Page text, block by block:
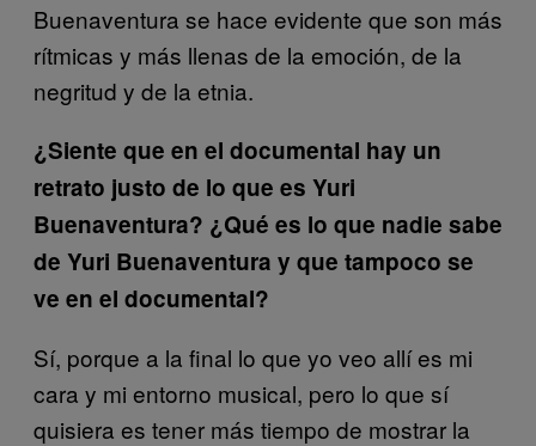
Buenaventura se hace evidente que son más
rítmicas y más llenas de la emoción, de la
negritud y de la etnia.
¿Siente que en el documental hay un
retrato justo de lo que es Yuri
Buenaventura? ¿Qué es lo que nadie sabe
de Yuri Buenaventura y que tampoco se
ve en el documental?
Sí, porque a la final lo que yo veo allí es mi
cara y mi entorno musical, pero lo que sí
quisiera es tener más tiempo de mostrar la